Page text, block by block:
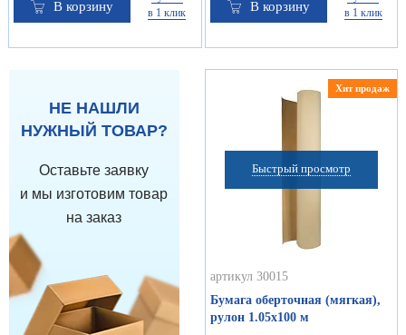
В корзину
в 1 клик
В корзину
в 1 клик
НЕ НАШЛИ
НУЖНЫЙ ТОВАР?
Оставьте заявку
и мы изготовим товар
на заказ
Быстрый просмотр
Хит продаж
артикул 30015
Бумага оберточная (мягкая),
рулон 1.05х100 м